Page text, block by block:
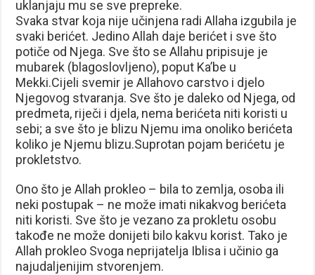
uklanjaju mu se sve prepreke.
Svaka stvar koja nije učinjena radi Allaha izgubila je
svaki berićet. Jedino Allah daje berićet i sve što
potiče od Njega. Sve što se Allahu pripisuje je
mubarek (blagoslovljeno), poput Ka’be u
Mekki.Cijeli svemir je Allahovo carstvo i djelo
Njegovog stvaranja. Sve što je daleko od Njega, od
predmeta, riječi i djela, nema berićeta niti koristi u
sebi; a sve što je blizu Njemu ima onoliko berićeta
koliko je Njemu blizu.Suprotan pojam berićetu je
prokletstvo.
Ono što je Allah prokleo – bila to zemlja, osoba ili
neki postupak – ne može imati nikakvog berićeta
niti koristi. Sve što je vezano za prokletu osobu
takođe ne može donijeti bilo kakvu korist. Tako je
Allah prokleo Svoga neprijatelja Iblisa i učinio ga
najudaljenijim stvorenjem.